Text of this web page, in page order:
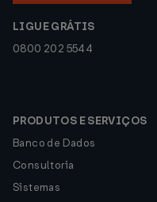
LIGUE GRÁTIS
0800 202 5544
PRODUTOS E SERVIÇOS
Banco de Dados
Consultoria
Sistemas